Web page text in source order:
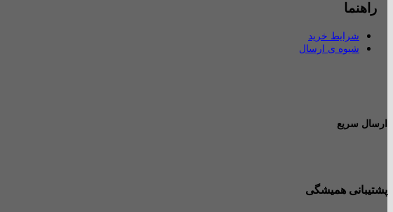
راهنما
شرایط خرید
شیوه ی ارسال
ارسال سریع
پشتیبانی همیشگی